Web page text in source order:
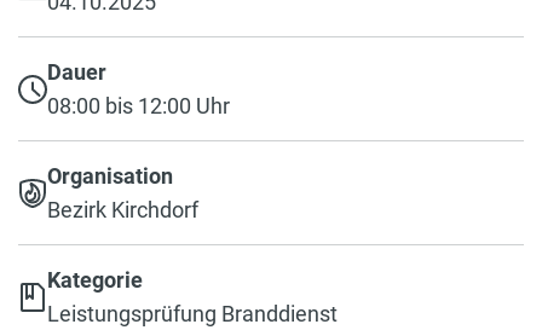
Dauer
08:00 bis 12:00 Uhr
Organisation
Bezirk Kirchdorf
Kategorie
Leistungsprüfung Branddienst